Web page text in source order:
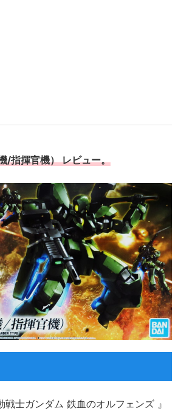
/指揮官機） レビュー。
戦士ガンダム 鉄血のオルフェンズ 』